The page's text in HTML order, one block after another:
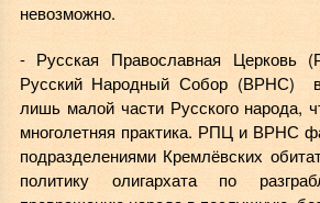
невозможно.
- Русская Православная Церковь
Русский Народный Собор (ВРНС)
лишь малой части Русского народа,
многолетняя практика. РПЦ и ВРНС
подразделениями Кремлёвских
политику олигархата по